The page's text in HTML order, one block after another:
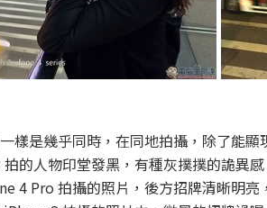
樣是幾乎同時，在同地拍攝，除了能
的人物印堂發黑，有種灰撲撲的詭異
4 Pro 拍攝的照片，後方招牌清晰明